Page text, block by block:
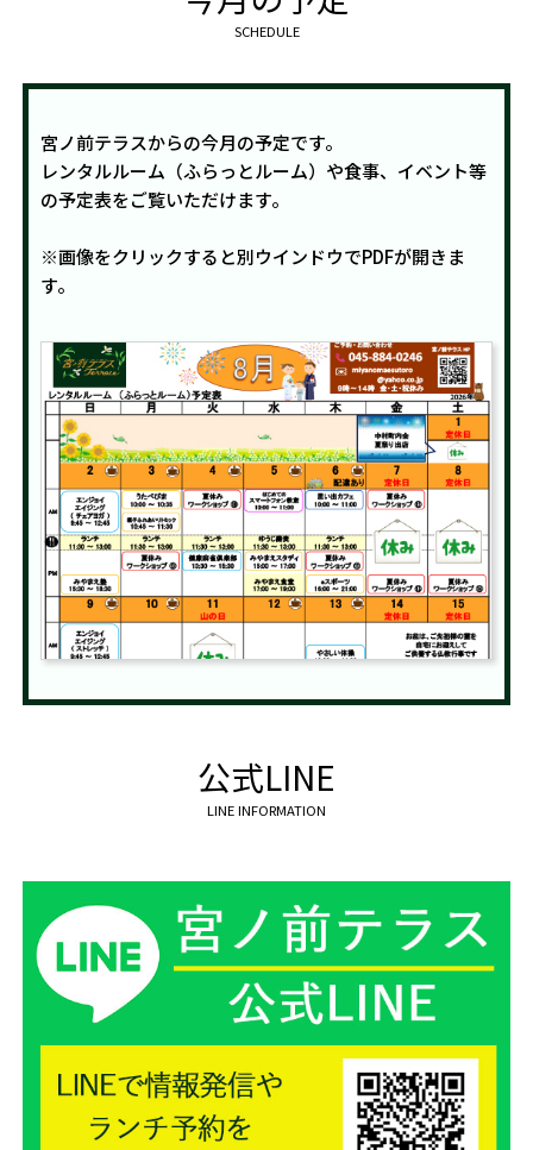
SCHEDULE
宮ノ前テラスからの今月の予定です。
レンタルルーム（ふらっとルーム）や食事、イベント等
の予定表をご覧いただけます。
※画像をクリックすると別ウインドウでPDFが開きま
す。
公式LINE
LINE INFORMATION